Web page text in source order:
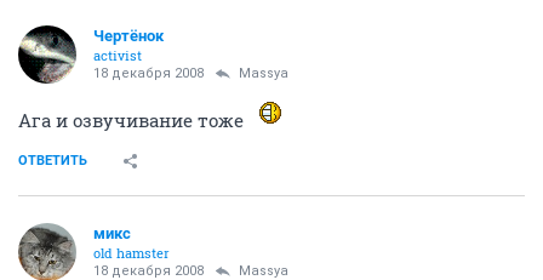
Чeртёнок
activist
18 декабря 2008 Massya
Ага и озвучивание тоже
ОТВЕТИТЬ
микс
old hamster
18 декабря 2008 Massya